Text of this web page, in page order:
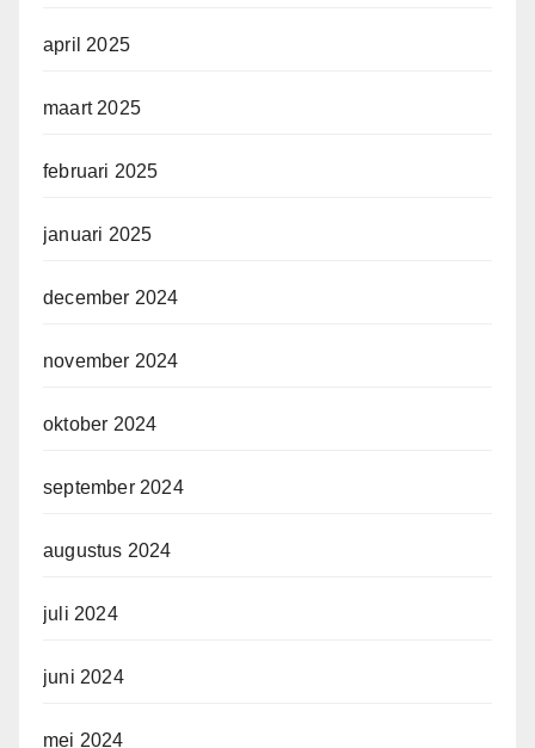
april 2025
maart 2025
februari 2025
januari 2025
december 2024
november 2024
oktober 2024
september 2024
augustus 2024
juli 2024
juni 2024
mei 2024